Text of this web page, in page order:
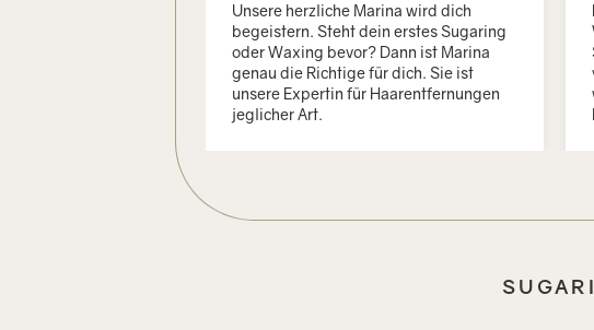
Unsere herzliche Marina wird dich
begeistern. Steht dein erstes Sugaring
oder Waxing bevor? Dann ist Marina
genau die Richtige für dich. Sie ist
unsere Expertin für Haarentfernungen
jeglicher Art.